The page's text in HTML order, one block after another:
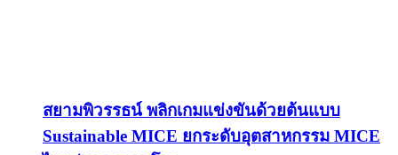
สยามพิวรรธน์ พลิกเกมแข่งขันด้วยต้นแบบ
Sustainable MICE ยกระดับอุตสาหกรรม MICE